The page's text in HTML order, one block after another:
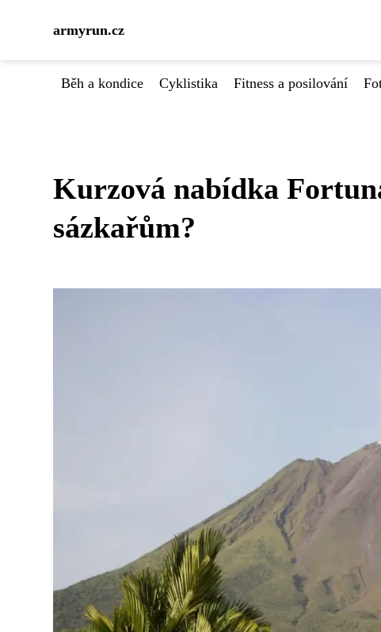
armyrun.cz
Běh a kondice Cyklistika Fitness a posilování
Kurzová nabídka
sázkařům?